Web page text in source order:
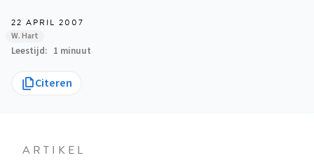
22 APRIL 2007
W. Hart
Leestijd 1 minuut
Citeren
ARTIKEL